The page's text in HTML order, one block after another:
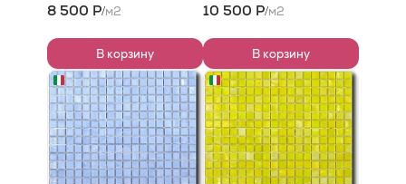
8 500 Р/м2
В корзину
10 500 Р/м2
В корзину